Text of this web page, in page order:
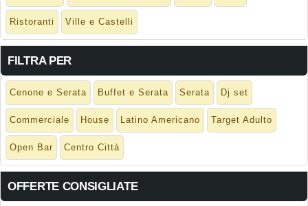
Ristoranti Ville e Castelli
FILTRA PER
Cenone e Serata Buffet e Serata Serata Dj set
Commerciale House Latino Americano Target Adulto
Open Bar Centro Città
OFFERTE CONSIGLIATE